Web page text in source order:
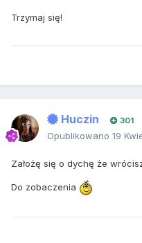
Trzymaj się!
Huczin 301
Opublikowano 19
Założę się o dychę że
Do zobaczenia